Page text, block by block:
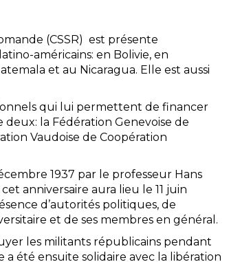
(CSSR) est présente
américains: en Bolivie, en
et au Nicaragua. Elle est aussi
qui lui permettent de financer
la Fédération Genevoise de
Vaudoise de Coopération
1937 par le professeur Hans
anniversaire aura lieu le 11 juin
d’autorités politiques, de
et de ses membres en général.
les militants républicains pendant
a été ensuite solidaire avec la libération